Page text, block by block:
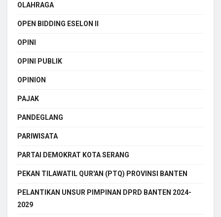
OLAHRAGA
OPEN BIDDING ESELON II
OPINI
OPINI PUBLIK
OPINION
PAJAK
PANDEGLANG
PARIWISATA
PARTAI DEMOKRAT KOTA SERANG
PEKAN TILAWATIL QUR'AN (PTQ) PROVINSI BANTEN
PELANTIKAN UNSUR PIMPINAN DPRD BANTEN 2024-
2029